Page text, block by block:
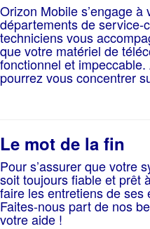
Orizon Mobile s’engage
départements de service-
techniciens vous
que votre matériel de
fonctionnel et
pourrez vous concentrer
Le mot de la fin
Pour s’assurer que votre
soit toujours fiable et prêt
faire les entretiens de ses
Faites-nous part de nos
votre aide !